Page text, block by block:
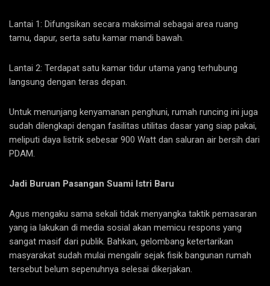
Lantai 1: Difungsikan secara maksimal sebagai area ruang
tamu, dapur, serta satu kamar mandi bawah.
Lantai 2: Terdapat satu kamar tidur utama yang terhubung
langsung dengan teras depan.
Untuk menunjang kenyamanan penghuni, rumah runcing ini juga
sudah dilengkapi dengan fasilitas utilitas dasar yang siap pakai,
meliputi daya listrik sebesar 900 Watt dan saluran air bersih dari
PDAM.
Jadi Buruan Pasangan Suami Istri Baru
Agus mengaku sama sekali tidak menyangka taktik pemasaran
yang ia lakukan di media sosial akan memicu respons yang
sangat masif dari publik. Bahkan, gelombang ketertarikan
masyarakat sudah mulai mengalir sejak fisik bangunan rumah
tersebut belum sepenuhnya selesai dikerjakan.